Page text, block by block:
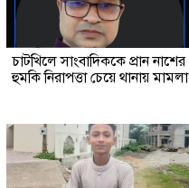
চাটখিলে সাংবাদিককে প্রান নাশের
হুমকি নিরাপত্তা চেয়ে থানায় মামলা